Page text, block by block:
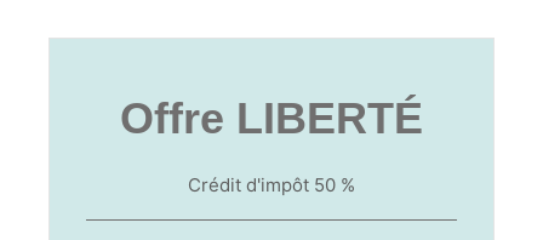
Offre LIBERTÉ
Crédit d'impôt 50 %